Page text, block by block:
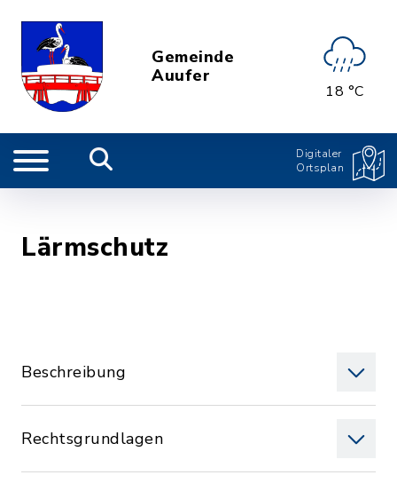
Gemeinde
Auufer
18 °C
Digitaler
Ortsplan
Lärmschutz
Beschreibung
Rechtsgrundlagen